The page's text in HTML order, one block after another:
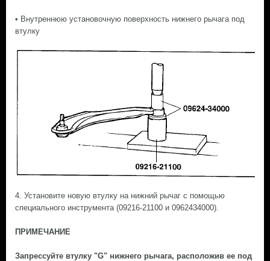
• Внутреннюю установочную поверхность нижнего рычага под
втулку
4. Установите новую втулку на нижний рычаг с помощью
специального инструмента (09216-21100 и 0962434000).
ПРИМЕЧАНИЕ
Запрессуйте втулку "G" нижнего рычага, расположив ее под